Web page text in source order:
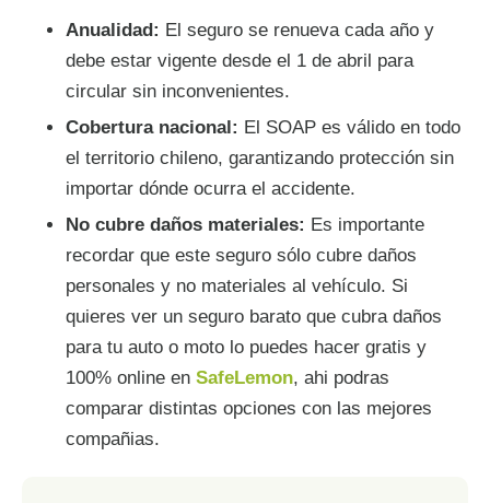
Anualidad: El seguro se renueva cada año y
debe estar vigente desde el 1 de abril para
circular sin inconvenientes.
Cobertura nacional: El SOAP es válido en todo
el territorio chileno, garantizando protección sin
importar dónde ocurra el accidente.
No cubre daños materiales: Es importante
recordar que este seguro sólo cubre daños
personales y no materiales al vehículo. Si
quieres ver un seguro barato que cubra daños
para tu auto o moto lo puedes hacer gratis y
100% online en SafeLemon, ahi podras
comparar distintas opciones con las mejores
compañias.